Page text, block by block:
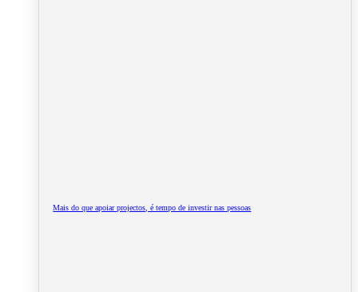
Mais do que apoiar projectos, é tempo de investir nas pessoas